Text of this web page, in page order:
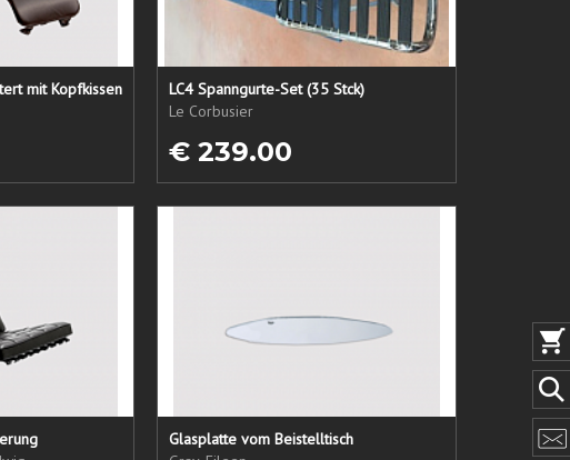
mit Kopfkissen
LC4 Spanngurte-Set (35 Stck)
Le Corbusier
€ 239.00
Glasplatte vom Beistelltisch